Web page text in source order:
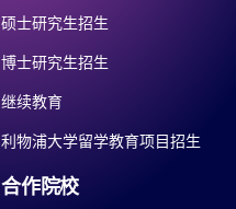
硕士研究生招生
博士研究生招生
继续教育
利物浦大学留学教育项目招生
合作院校